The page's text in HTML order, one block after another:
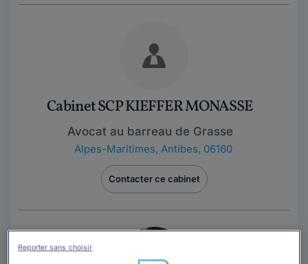
Cabinet SCP KIEFFER MONASSE
Avocat au barreau de Grasse
Alpes-Maritimes, Antibes, 06160
Contacter ce cabinet
Reporter sans choisir